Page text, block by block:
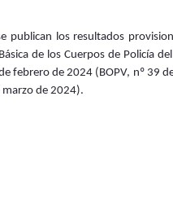
publican los resultados
de los Cuerpos de Policía
febrero de 2024 (BOPV, nº 39
marzo de 2024).